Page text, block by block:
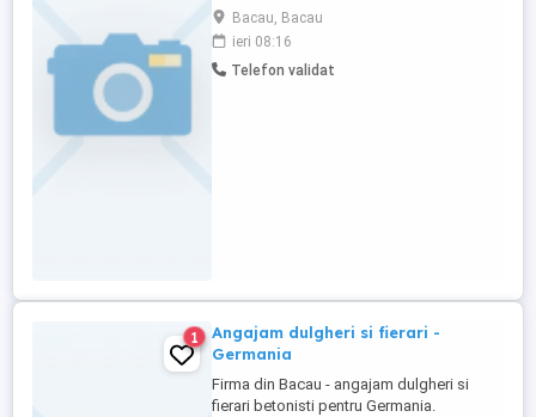
Experienta pe santierele din Spania -
Rezidenta spaniola constituie avantaj -
Cunoasterea limbii spaniole constituie
avantaj -Permis auto constituie avantaj
Bacau, Bacau
ieri 08:16
Telefon validat
1
Angajam dulgheri si fierari -
Germania
Firma din Bacau - angajam dulgheri si
fierari betonisti pentru Germania.